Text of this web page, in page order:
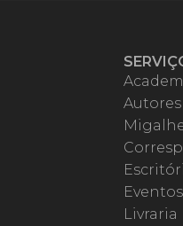
Autores
Livraria